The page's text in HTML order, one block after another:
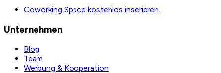
Coworking Space kostenlos inserieren
Unternehmen
Blog
Team
Werbung & Kooperation